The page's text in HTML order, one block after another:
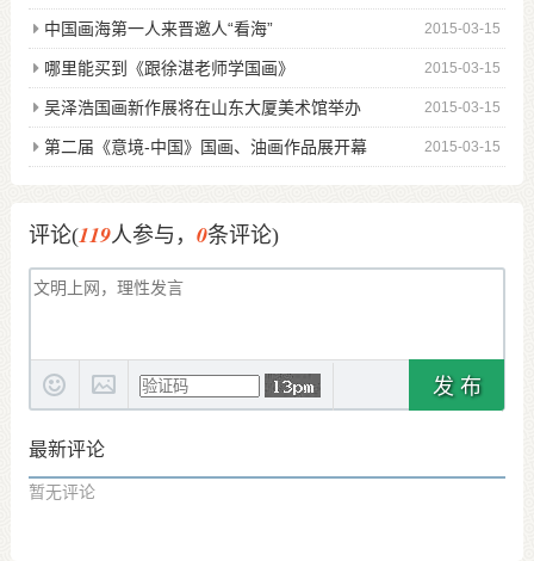
2015-03-15
中国画海第一人来晋邀人“看海”
2015-03-15
哪里能买到《跟徐湛老师学国画》
2015-03-15
吴泽浩国画新作展将在山东大厦美术馆举办
2015-03-15
第二届《意境-中国》国画、油画作品展开幕
评论(119人参与， 0条评论)
发 布
最新评论
暂无评论